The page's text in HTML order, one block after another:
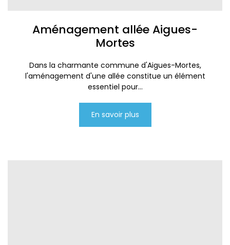
Aménagement allée Aigues-
Mortes
Dans la charmante commune d'Aigues-Mortes,
l'aménagement d'une allée constitue un élément
essentiel pour...
En savoir plus